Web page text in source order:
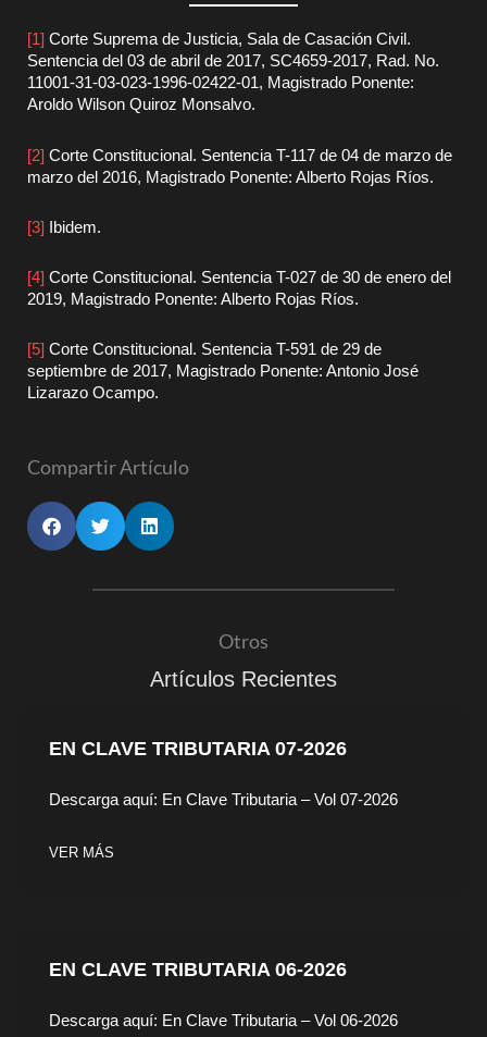
[1] Corte Suprema de Justicia, Sala de Casación Civil.
Sentencia del 03 de abril de 2017, SC4659-2017, Rad. No.
11001-31-03-023-1996-02422-01, Magistrado Ponente:
Aroldo Wilson Quiroz Monsalvo.
[2] Corte Constitucional. Sentencia T-117 de 04 de marzo de
marzo del 2016, Magistrado Ponente: Alberto Rojas Ríos.
[3] Ibidem.
[4] Corte Constitucional. Sentencia T-027 de 30 de enero del
2019, Magistrado Ponente: Alberto Rojas Ríos.
[5] Corte Constitucional. Sentencia T-591 de 29 de
septiembre de 2017, Magistrado Ponente: Antonio José
Lizarazo Ocampo.
Compartir Artículo
Otros
Artículos Recientes
EN CLAVE TRIBUTARIA 07-2026
Descarga aquí: En Clave Tributaria – Vol 07-2026
VER MÁS
EN CLAVE TRIBUTARIA 06-2026
Descarga aquí: En Clave Tributaria – Vol 06-2026